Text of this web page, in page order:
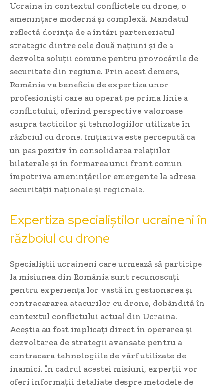
Ucraina în contextul conflictele cu drone, o
amenințare modernă și complexă. Mandatul
reflectă dorința de a întări parteneriatul
strategic dintre cele două națiuni și de a
dezvolta soluții comune pentru provocările de
securitate din regiune. Prin acest demers,
România va beneficia de expertiza unor
profesioniști care au operat pe prima linie a
conflictului, oferind perspective valoroase
asupra tacticilor și tehnologiilor utilizate în
războiul cu drone. Inițiativa este percepută ca
un pas pozitiv în consolidarea relațiilor
bilaterale și în formarea unui front comun
împotriva amenințărilor emergente la adresa
securității naționale și regionale.
Expertiza specialiștilor ucraineni în
războiul cu drone
Specialiștii ucraineni care urmează să participe
la misiunea din România sunt recunoscuți
pentru experiența lor vastă în gestionarea și
contracararea atacurilor cu drone, dobândită în
contextul conflictului actual din Ucraina.
Aceștia au fost implicați direct în operarea și
dezvoltarea de strategii avansate pentru a
contracara tehnologiile de vârf utilizate de
inamici. În cadrul acestei misiuni, experții vor
oferi informații detaliate despre metodele de